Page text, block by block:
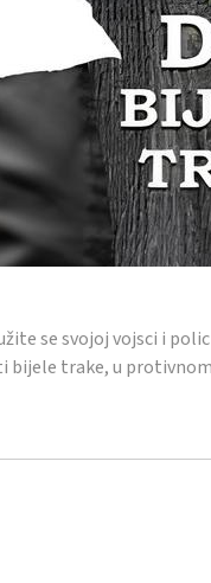
se svojoj vojsci i
bijele trake, u